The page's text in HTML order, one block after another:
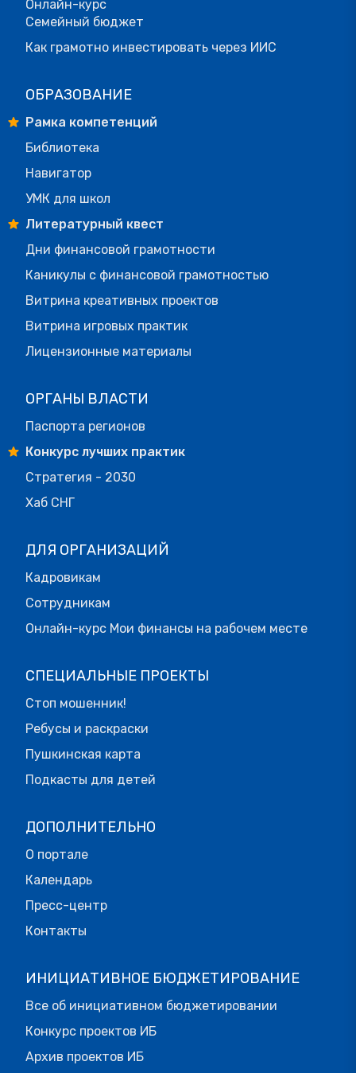
Онлайн-курс
Семейный бюджет
Как грамотно инвестировать через ИИС
ОБРАЗОВАНИЕ
Рамка компетенций
Библиотека
Навигатор
УМК для школ
Литературный квест
Дни финансовой грамотности
Каникулы с финансовой грамотностью
Витрина креативных проектов
Витрина игровых практик
Лицензионные материалы
ОРГАНЫ ВЛАСТИ
Паспорта регионов
Конкурс лучших практик
Стратегия - 2030
Хаб СНГ
ДЛЯ ОРГАНИЗАЦИЙ
Кадровикам
Сотрудникам
Онлайн-курс Мои финансы на рабочем месте
СПЕЦИАЛЬНЫЕ ПРОЕКТЫ
Стоп мошенник!
Ребусы и раскраски
Пушкинская карта
Подкасты для детей
ДОПОЛНИТЕЛЬНО
О портале
Календарь
Пресс-центр
Контакты
ИНИЦИАТИВНОЕ БЮДЖЕТИРОВАНИЕ
Все об инициативном бюджетировании
Конкурс проектов ИБ
Архив проектов ИБ